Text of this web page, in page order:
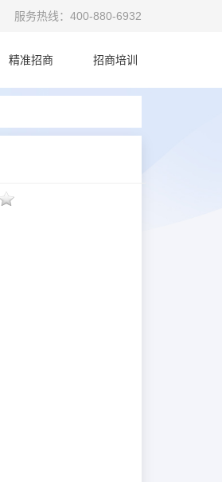
服务热线：400-880-6932
精准招商 招商培训